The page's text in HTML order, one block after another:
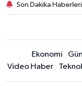
Son Dakika Haberleri
Ekonomi
Video Haber